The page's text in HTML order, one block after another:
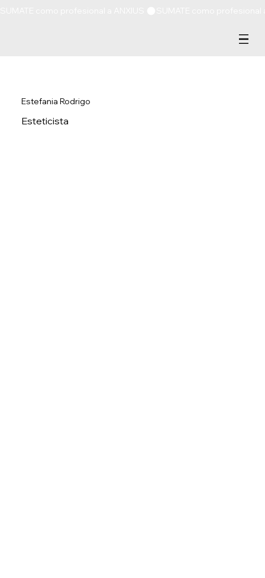
Estefania Rodrigo
Esteticista